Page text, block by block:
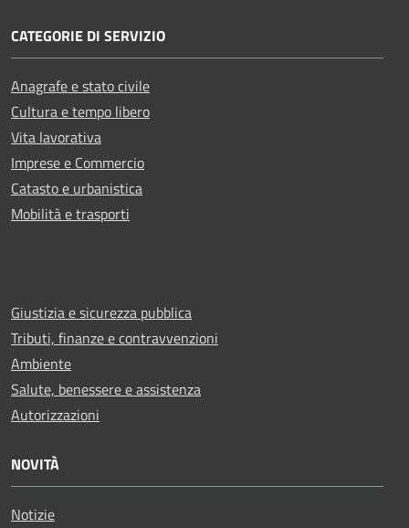
CATEGORIE DI SERVIZIO
Anagrafe e stato civile
Cultura e tempo libero
Vita lavorativa
Imprese e Commercio
Catasto e urbanistica
Mobilità e trasporti
Giustizia e sicurezza pubblica
Tributi, finanze e contravvenzioni
Ambiente
Salute, benessere e assistenza
Autorizzazioni
NOVITÀ
Notizie